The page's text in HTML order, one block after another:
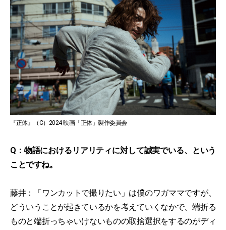
『正体』（C）2024 映画「正体」製作委員会
Q：物語におけるリアリティに対して誠実でいる、という
ことですね。
藤井：「ワンカットで撮りたい」は僕のワガママですが、
どういうことが起きているかを考えていくなかで、端折る
ものと端折っちゃいけないものの取捨選択をするのがディ